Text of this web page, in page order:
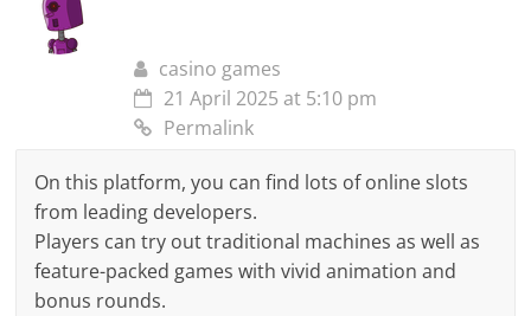
casino games
21 April 2025 at 5:10 pm
Permalink
On this platform, you can find lots of online slots
from leading developers.
Players can try out traditional machines as well as
feature-packed games with vivid animation and
bonus rounds.